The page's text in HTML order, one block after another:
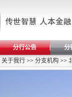
分行公告
分
关于我行 >> 分支机构 >>